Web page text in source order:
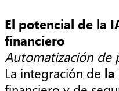
El potencial de la
financiero
Automatización de
La integración de la